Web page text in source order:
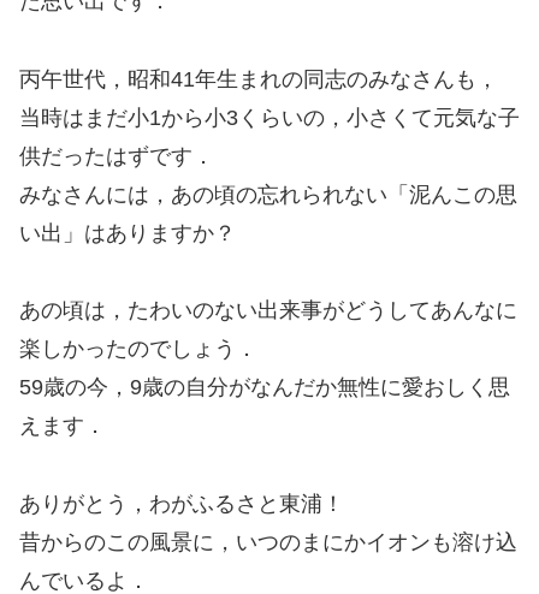
丙午世代，昭和41年生まれの同志のみなさんも，
当時はまだ小1から小3くらいの，小さくて元気な子
供だったはずです．
みなさんには，あの頃の忘れられない「泥んこの思
い出」はありますか？
あの頃は，たわいのない出来事がどうしてあんなに
楽しかったのでしょう．
59歳の今，9歳の自分がなんだか無性に愛おしく思
えます．
ありがとう，わがふるさと東浦！
昔からのこの風景に，いつのまにかイオンも溶け込
んでいるよ．